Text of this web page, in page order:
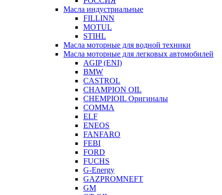
Масла индустриальные
FILLINN
MOTUL
STIHL
Масла моторные для водной техники
Масла моторные для легковых автомобилей
AGIP (ENI)
BMW
CASTROL
CHAMPION OIL
CHEMPIOIL Оригиналы
COMMA
ELF
ENEOS
FANFARO
FEBI
FORD
FUCHS
G-Energy
GAZPROMNEFT
GM